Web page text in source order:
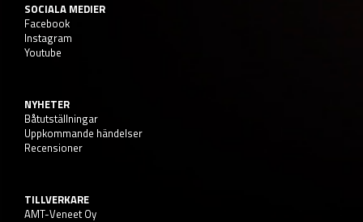
SOCIALA MEDIER
Facebook
Instagram
Youtube
NYHETER
Båtutställningar
Uppkommande händelser
Recensioner
TILLVERKARE
AMT-Veneet Oy